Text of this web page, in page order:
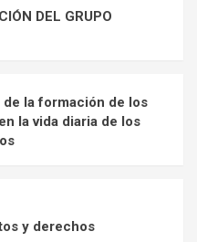
DEL GRUPO
de la formación de los
la vida diaria de los
y derechos